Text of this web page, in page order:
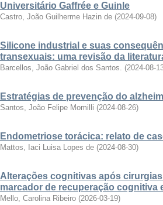
Universitário Gaffrée e Guinle
Castro, João Guilherme Hazin de (2024-09-08)
Silicone industrial e suas
transexuais: uma revisão da
Barcellos, João Gabriel dos Santos. (2024-08-
Estratégias de prevenção do
Santos, João Felipe Momilli (2024-08-26)
Endometriose torácica: relato de
Mattos, Iaci Luisa Lopes de (2024-08-30)
Alterações cognitivas após
marcador de recuperação cognitiva
Mello, Carolina Ribeiro (2026-03-19)